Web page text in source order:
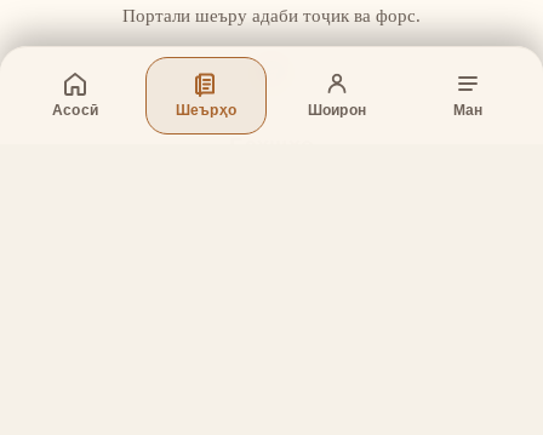
Асосӣ Шеърҳо Шоирон Ман
Портали шеъру адаби тоҷик ва форс.